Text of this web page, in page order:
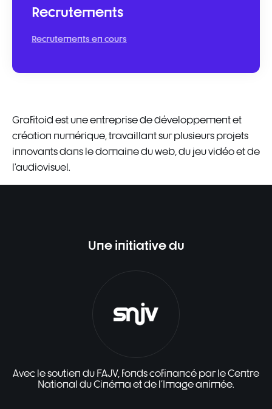
Recrutements
Recrutements en cours
Grafitoid est une entreprise de développement et
création numérique, travaillant sur plusieurs projets
innovants dans le domaine du web, du jeu vidéo et de
l’audiovisuel.
Une initiative du
Avec le soutien du FAJV, fonds cofinancé par le Centre
National du Cinéma et de l'Image animée.